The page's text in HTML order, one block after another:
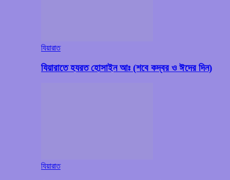
যিয়ারাত
যিয়ারাতে হযরত হোসাইন আঃ (শবে কদ্বর ও ঈদের দিন)
যিয়ারাত